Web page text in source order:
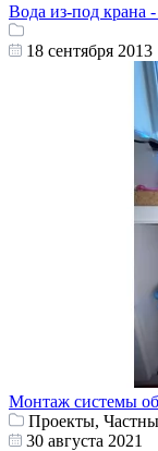
Вода из-под крана
18 сентября 2013
Монтаж системы
Проекты,
30 августа 2021